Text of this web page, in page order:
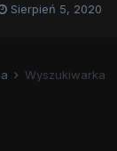
Sierpień 5, 2020
Wyszukiwarka